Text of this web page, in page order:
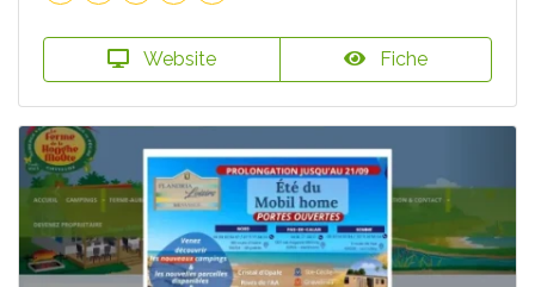
Website Fiche